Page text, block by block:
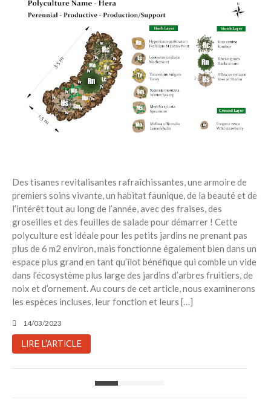
Des tisanes revitalisantes rafraîchissantes, une armoire de
premiers soins vivante, un habitat faunique, de la beauté et de
l’intérêt tout au long de l’année, avec des fraises, des
groseilles et des feuilles de salade pour démarrer ! Cette
polyculture est idéale pour les petits jardins ne prenant pas
plus de 6 m2 environ, mais fonctionne également bien dans un
espace plus grand en tant qu’îlot bénéfique qui comble un vide
dans l’écosystème plus large des jardins d’arbres fruitiers, de
noix et d’ornement. Au cours de cet article, nous examinerons
les espèces incluses, leur fonction et leurs […]
14/03/2023
LIRE L'ARTICLE